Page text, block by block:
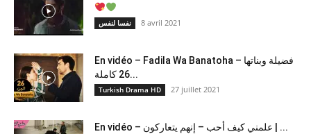
نفسا لنفس 8 avril 2021
En vidéo – Fadila Wa Banatoha – فضيلة وبناتها
26 كاملة...
Turkish Drama HD 27 juillet 2021
En vidéo – علمني كيف أحب – إنهم يتعاركون ​| ...